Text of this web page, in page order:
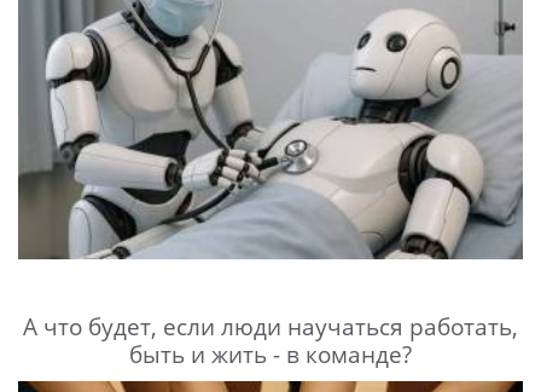
А что будет, если люди научаться работать,
быть и жить - в команде?